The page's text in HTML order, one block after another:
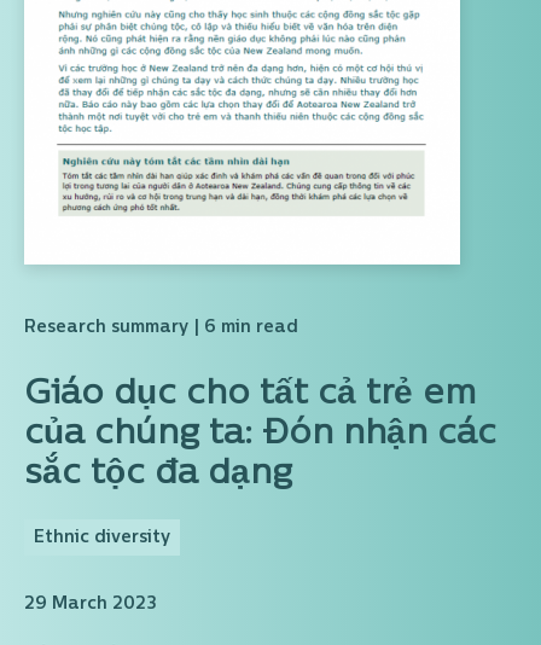
Research summary | 6 min read
Giáo dục cho tất cả trẻ em
của chúng ta: Đón nhận các
sắc tộc đa dạng
Ethnic diversity
29 March 2023